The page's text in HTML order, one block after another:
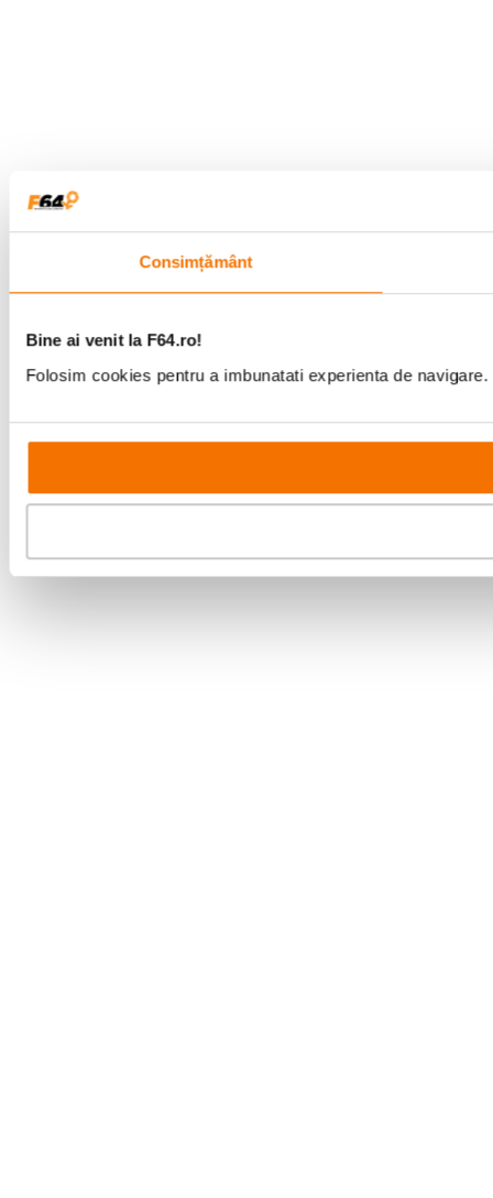
Consimțământ
Bine ai venit la F64.ro!
Folosim cookies pentru a imbunatati experienta de